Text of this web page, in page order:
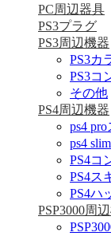
PC周辺器具
PS3プラグ
PS3周辺機器
PS3カ
PS3コ
その他
PS4周辺機器
ps4
ps4
PS4コ
PS4ス
PS4ハ
PSP3000周